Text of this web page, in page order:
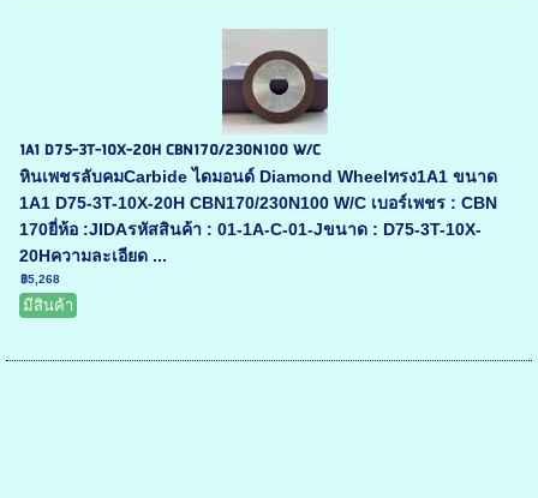
1A1 D75-3T-10X-20H CBN170/230N100 W/C
หินเพชรลับคมCarbide ไดมอนด์ Diamond Wheelทรง1A1 ขนาด
1A1 D75-3T-10X-20H CBN170/230N100 W/C เบอร์เพชร : CBN
170ยี่ห้อ :JIDAรหัสสินค้า : 01-1A-C-01-Jขนาด : D75-3T-10X-
20Hความละเอียด ...
฿5,268
มีสินค้า